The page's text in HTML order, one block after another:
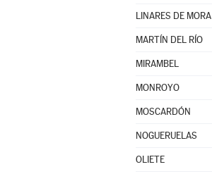
LINARES DE MORA
MARTÍN DEL RÍO
MIRAMBEL
MONROYO
MOSCARDÓN
NOGUERUELAS
OLIETE